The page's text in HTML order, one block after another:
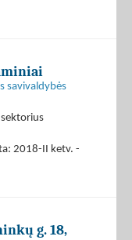
savivaldybės
2018-II ketv. -
g. 18,